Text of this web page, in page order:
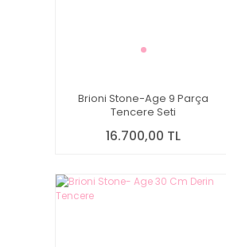
Brioni Stone-Age 9 Parça
Tencere Seti
16.700,00 TL